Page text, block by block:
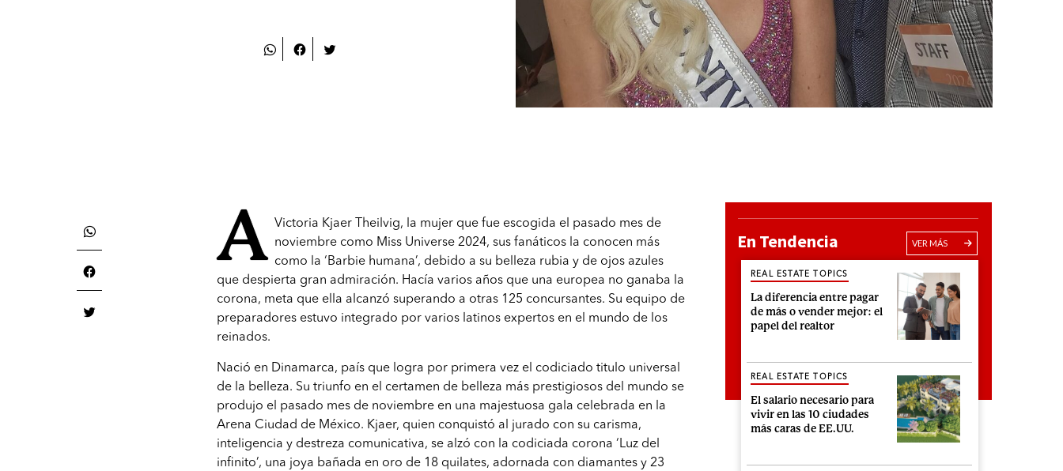
A Victoria Kjaer Theilvig, la mujer que fue escogida el pasado mes de
noviembre como Miss Universe 2024, sus fanáticos la conocen más
como la ‘Barbie humana’, debido a su belleza rubia y de ojos azules
que despierta gran admiración. Hacía varios años que una europea no ganaba la
corona, meta que ella alcanzó superando a otras 125 concursantes. Su equipo de
preparadores estuvo integrado por varios latinos expertos en el mundo de los
reinados.
Nació en Dinamarca, país que logra por primera vez el codiciado titulo universal
de la belleza. Su triunfo en el certamen de belleza más prestigiosos del mundo se
produjo el pasado mes de noviembre en una majestuosa gala celebrada en la
Arena Ciudad de México. Kjaer, quien conquistó al jurado con su carisma,
inteligencia y destreza comunicativa, se alzó con la codiciada corona ‘Luz del
infinito’, una joya bañada en oro de 18 quilates, adornada con diamantes y 23
En Tendencia VER MÁS
La diferencia entre pagar
de más o vender mejor: el
papel del realtor
REAL ESTATE TOPICS
El salario necesario para
vivir en las 10 ciudades
más caras de EE.UU.
REAL ESTATE TOPICS